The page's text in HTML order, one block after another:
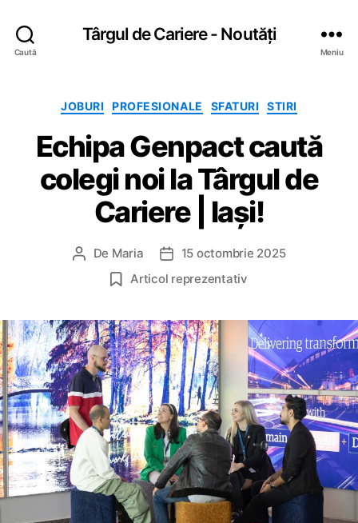
Caută
Târgul de Cariere - Noutăți
Meniu
C
t
e
g
o
r
i
JOBURI PROFESIONALE SFATURI STIRI
Echipa Genpact caută
colegi noi la Târgul de
Cariere | Iași!
A
r
a
r
t
i
c
o
l
De Maria
D
a
a
r
t
i
c
o
l
15 octombrie 2025
Articol reprezentativ